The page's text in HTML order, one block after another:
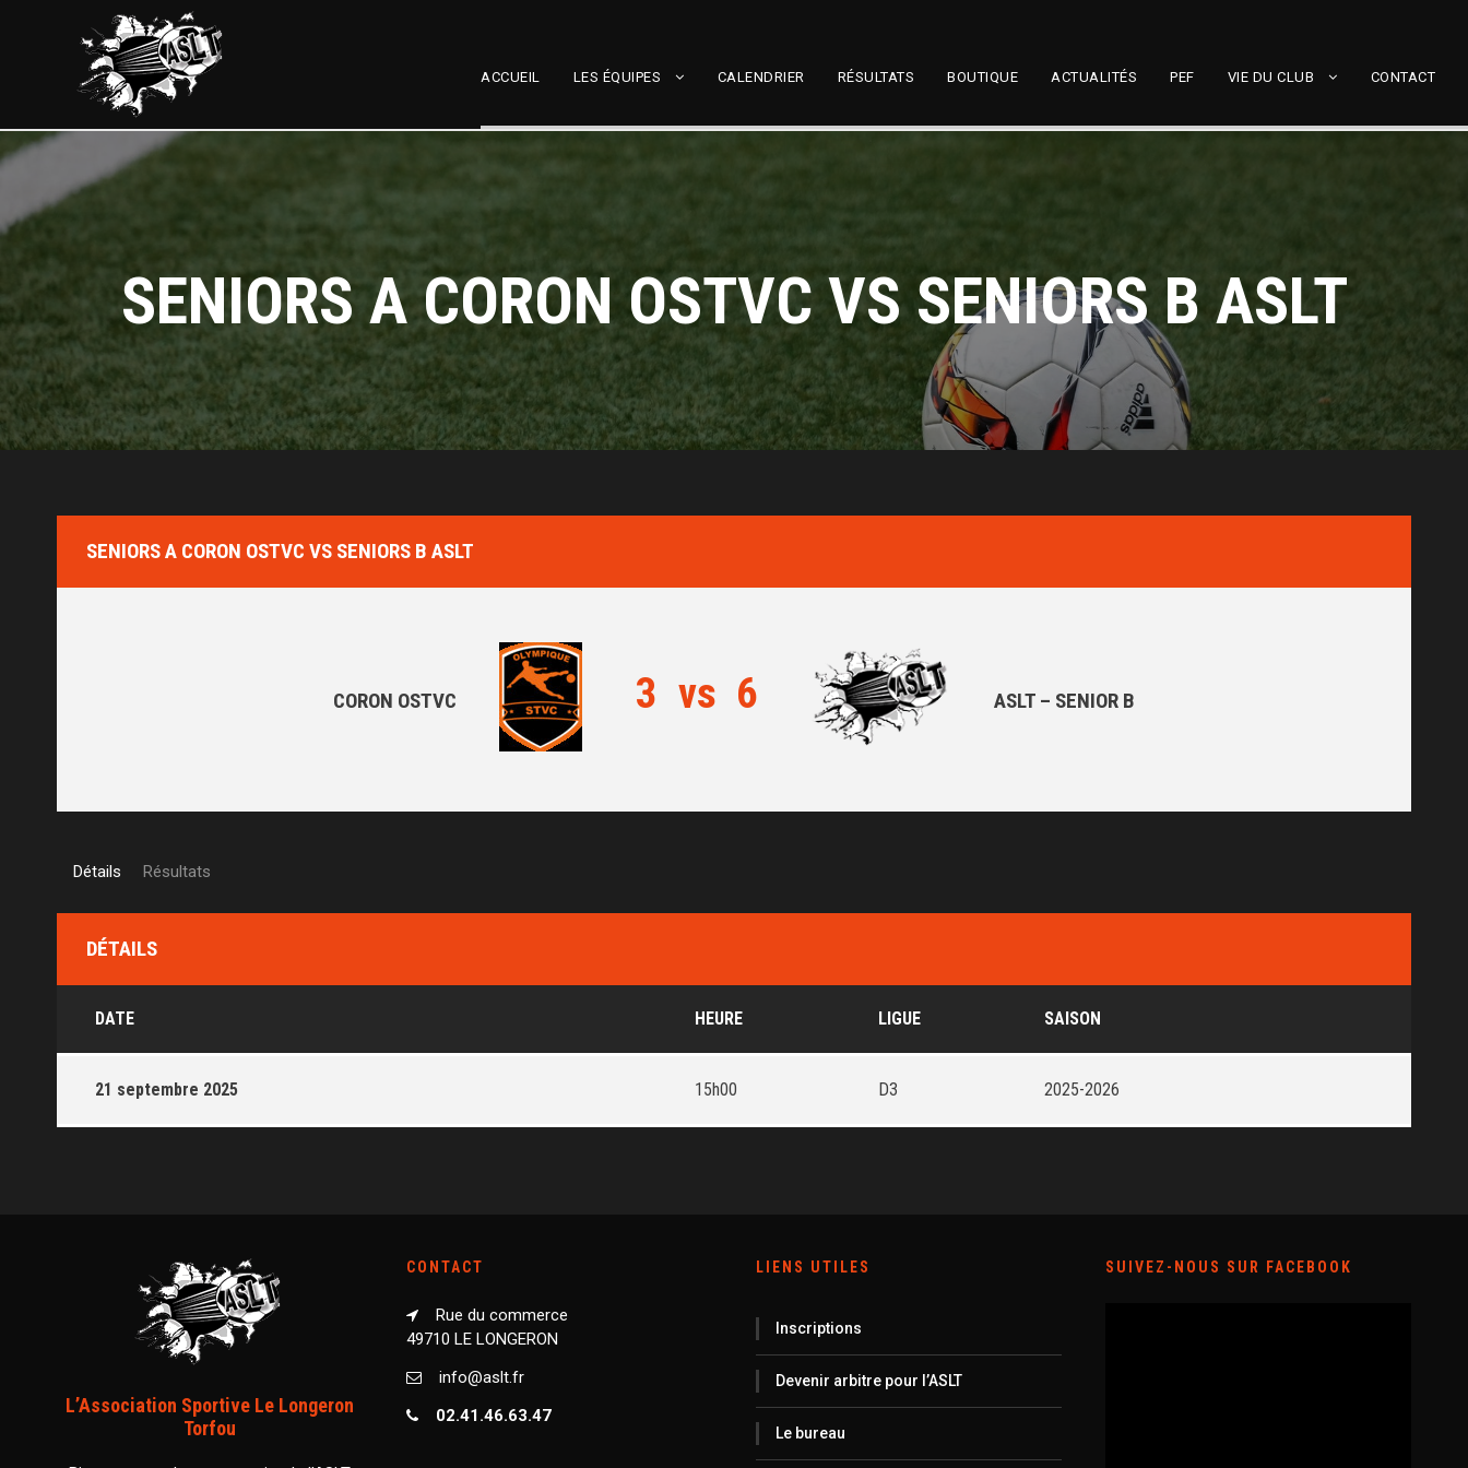
ACCUEIL LES ÉQUIPES CALENDRIER RÉSULTATS BOUTIQUE ACTUALITÉS PEF VIE DU CLUB CONTACT
SENIORS A CORON OSTVC VS SENIORS B ASLT
SENIORS A CORON OSTVC VS SENIORS B ASLT
CORON OSTVC 3 vs 6 ASLT – SENIOR B
Détails Résultats
DÉTAILS
DATE HEURE LIGUE SAISON
21 septembre 2025 15h00 D3 2025-2026
L’Association Sportive Le Longeron
Torfou
CONTACT
Rue du commerce
49710 LE LONGERON
info@aslt.fr
02.41.46.63.47
LIENS UTILES
Inscriptions
Devenir arbitre pour l’ASLT
Le bureau
SUIVEZ-NOUS SUR FACEBOOK